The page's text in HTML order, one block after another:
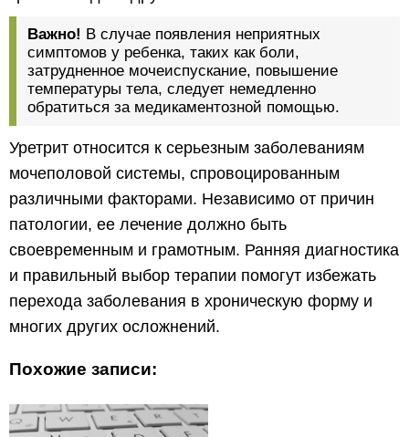
Важно! В случае появления неприятных
симптомов у ребенка, таких как боли,
затрудненное мочеиспускание, повышение
температуры тела, следует немедленно
обратиться за медикаментозной помощью.
Уретрит относится к серьезным заболеваниям
мочеполовой системы, спровоцированным
различными факторами. Независимо от причин
патологии, ее лечение должно быть
своевременным и грамотным. Ранняя диагностика
и правильный выбор терапии помогут избежать
перехода заболевания в хроническую форму и
многих других осложнений.
Похожие записи: